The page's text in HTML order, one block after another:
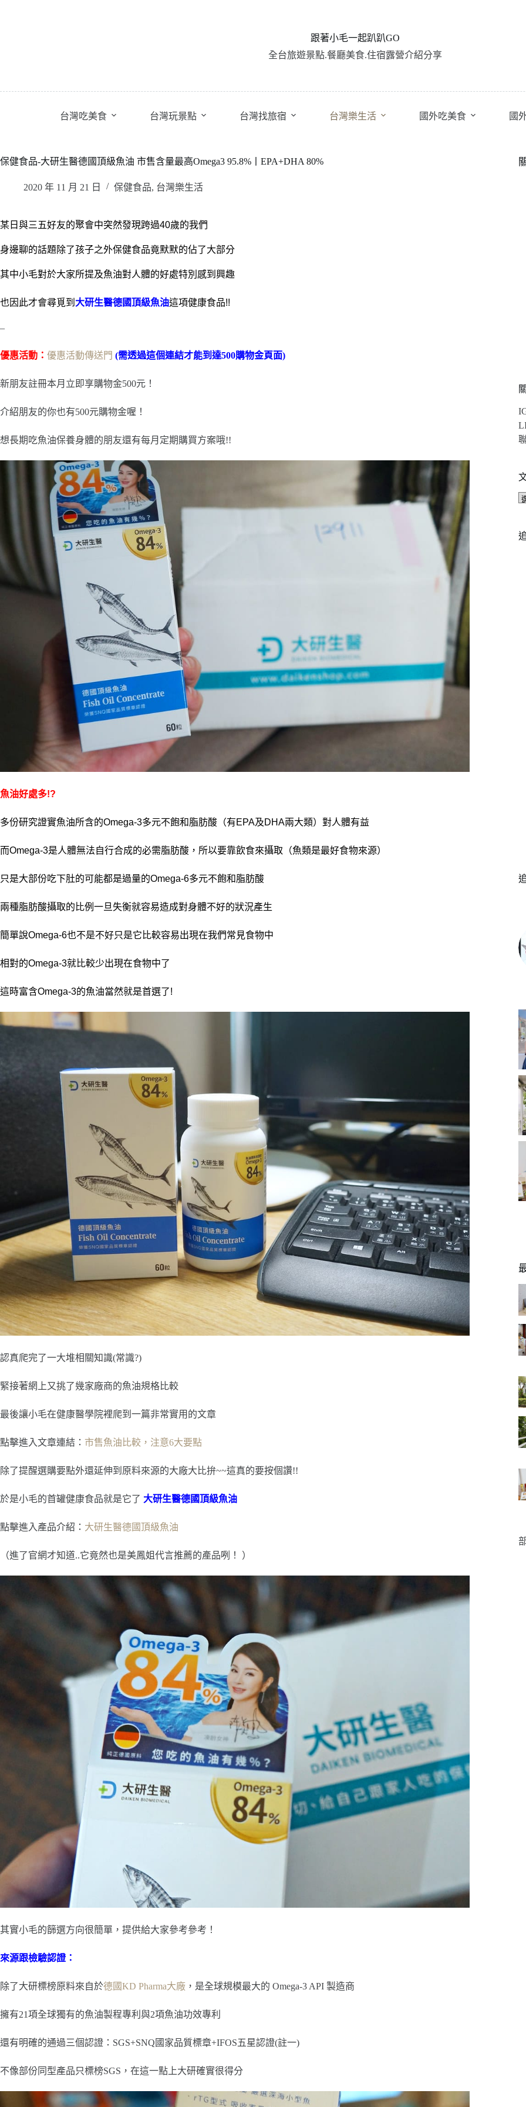
跟著小毛一起趴趴GO
全台旅遊景點.餐廳美食.住宿露營介紹分享
台灣吃美食 台灣玩景點 台灣找旅宿 台灣樂生活 國外吃美食 國
保健食品-大研生醫德國頂級魚油 市售含量最高Omega3 95.8%丨EPA+DHA 80%
2020 年 11 月 21 日 保健食品, 台灣樂生活
某日與三五好友的聚會中突然發現跨過40歲的我們
身邊聊的話題除了孩子之外保健食品竟默默的佔了大部分
其中小毛對於大家所提及魚油對人體的好處特別感到興趣
也因此才會尋覓到 大研生醫德國頂級魚油這項健康食品!!
–
優惠活動： 優惠活動傳送門 (需透過這個連結才能到達500購物金頁面)
新朋友註冊本月立即享購物金500元！
介紹朋友的你也有500元購物金喔！
想長期吃魚油保養身體的朋友還有每月定期購買方案哦!!
魚油好處多!?
多份研究證實魚油所含的Omega-3多元不飽和脂肪酸（有EPA及DHA兩大類）對人體有益
而Omega-3是人體無法自行合成的必需脂肪酸，所以要靠飲食來攝取（魚類是最好食物來源）
只是大部份吃下肚的可能都是過量的Omega-6多元不飽和脂肪酸
兩種脂肪酸攝取的比例一旦失衡就容易造成對身體不好的狀況產生
簡單說Omega-6也不是不好只是它比較容易出現在我們常見食物中
相對的Omega-3就比較少出現在食物中了
這時富含Omega-3的魚油當然就是首選了!
認真爬完了一大堆相關知識(常識?)
緊接著網上又挑了幾家廠商的魚油規格比較
最後讓小毛在健康醫學院裡爬到一篇非常實用的文章
點擊進入文章連結： 市售魚油比較，注意6大要點
除了提醒選購要點外還延伸到原料來源的大廠大比拚~~這真的要按個讚!!
於是小毛的首罐健康食品就是它了 大研生醫德國頂級魚油
點擊進入產品介紹： 大研生醫德國頂級魚油
（進了官網才知道..它竟然也是美鳳姐代言推薦的產品咧！ ）
其實小毛的篩選方向很簡單，提供給大家參考參考！
來源跟檢驗認證：
除了大研標榜原料來自於德國KD Pharma大廠 ，是全球規模最大的 Omega-3 API 製造商
擁有21項全球獨有的魚油製程專利與2項魚油功效專利
還有明確的通過三個認證：SGS+SNQ國家品質標章+IFOS五星認證(註一)
不像部份同型產品只標榜SGS，在這一點上大研確實很得分